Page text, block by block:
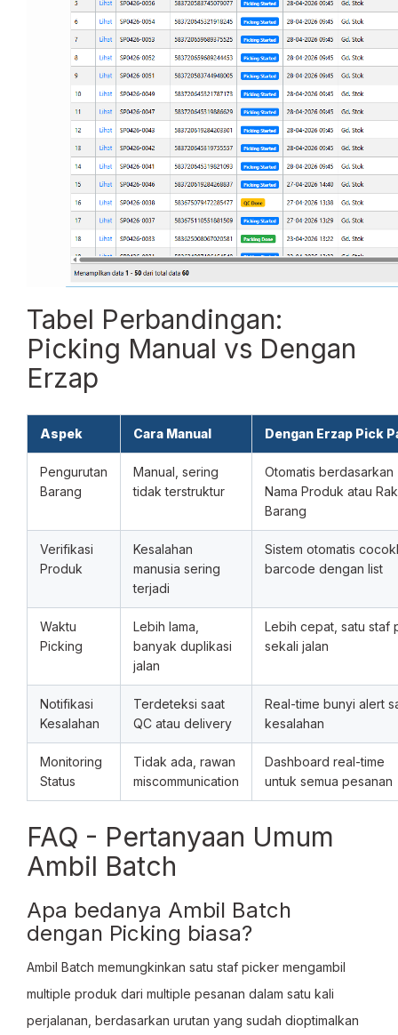
Tabel Perbandingan:
Picking Manual vs Dengan
Erzap
Aspek Cara Manual Dengan Erzap Pick
Pengurutan
Barang
Manual, sering
tidak terstruktur
Otomatis berdasarkan
Nama Produk atau Rak
Barang
Verifikasi
Produk
Kesalahan
manusia sering
terjadi
Sistem otomatis
barcode dengan list
Waktu
Picking
Lebih lama,
banyak duplikasi
jalan
Lebih cepat, satu staf
sekali jalan
Notifikasi
Kesalahan
Terdeteksi saat
QC atau delivery
Real-time bunyi alert
kesalahan
Monitoring
Status
Tidak ada, rawan
miscommunication
Dashboard real-time
untuk semua pesanan
FAQ - Pertanyaan Umum
Ambil Batch
Apa bedanya Ambil Batch
dengan Picking biasa?
Ambil Batch memungkinkan satu staf picker mengambil
multiple produk dari multiple pesanan dalam satu kali
perjalanan, berdasarkan urutan yang sudah dioptimalkan